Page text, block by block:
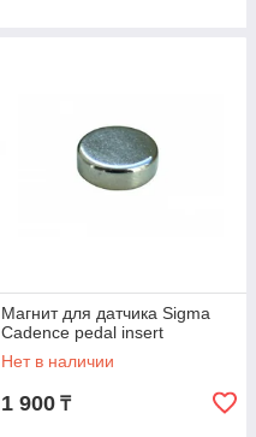
Магнит для датчика Sigma
Cadence pedal insert
Нет в наличии
1 900 ₸